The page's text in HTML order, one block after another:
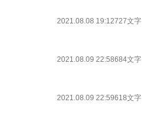
2021.08.08 19:12727文字
2021.08.09 22:58684文字
2021.08.09 22:59618文字